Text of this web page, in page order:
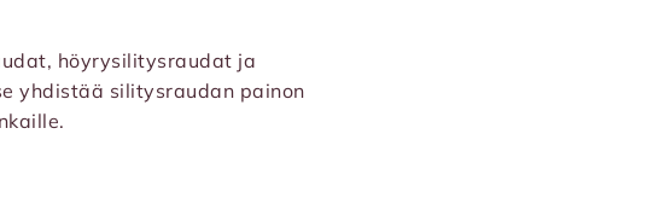
höyrysilitysraudat ja
yhdistää silitysraudan painon